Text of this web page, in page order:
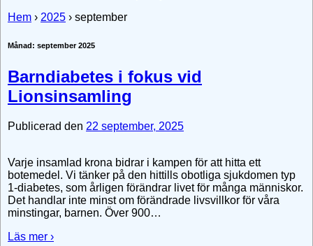
Hem › 2025 › september
Månad: september 2025
Barndiabetes i fokus vid
Lionsinsamling
Publicerad den 22 september, 2025
Varje insamlad krona bidrar i kampen för att hitta ett
botemedel. Vi tänker på den hittills obotliga sjukdomen typ
1-diabetes, som årligen förändrar livet för många människor.
Det handlar inte minst om förändrade livsvillkor för våra
minstingar, barnen. Över 900…
Läs mer ›